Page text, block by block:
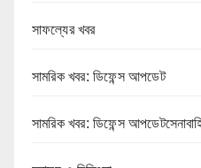
সাফল্যের খবর
সামরিক খবর: ডিফেন্স আপডেট
সামরিক খবর: ডিফেন্স